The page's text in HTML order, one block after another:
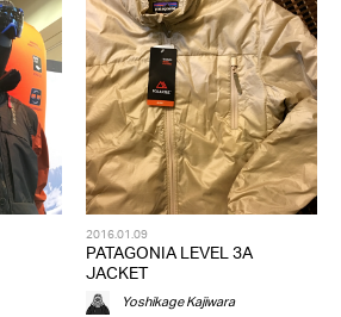
2016.01.09
PATAGONIA LEVEL 3A
JACKET
Yoshikage Kajiwara